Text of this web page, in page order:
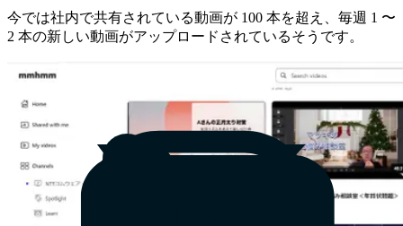
今では社内で共有されている動画が 100 本を超え、毎週 1 〜
2 本の新しい動画がアップロードされているそうです。